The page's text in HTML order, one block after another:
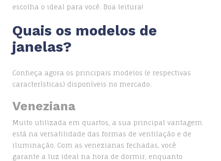
escolha o ideal para você. Boa leitura!
Quais os modelos de
janelas?
Conheça agora os principais modelos (e respectivas
características) disponíveis no mercado.
Veneziana
Muito utilizada em quartos, a sua principal vantagem
está na versatilidade das formas de ventilação e de
iluminação. Com as venezianas fechadas, você
garante a luz ideal na hora de dormir, enquanto